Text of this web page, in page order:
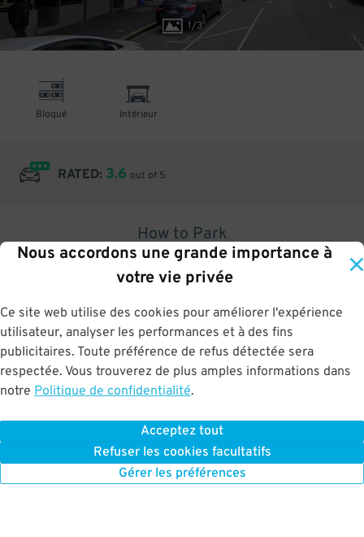
Nous accordons une grande importance à
votre vie privée
Ce site web utilise des cookies pour améliorer l'expérience
utilisateur, analyser les performances et à des fins
publicitaires. Toute préférence de refus détectée sera
respectée. Vous trouverez de plus amples informations dans
notre Politique de confidentialité.
Acceptez tout
Refuser les cookies facultatifs
Gérer les préférences
1/3
Bloqué Intérieur
RATED: 3.6 out of 5
How to Park
Upon arrival, show parking pass to the attendant for validation
BOOK NOW